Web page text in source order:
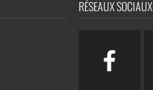
RÉSEAUX SOCIAUX